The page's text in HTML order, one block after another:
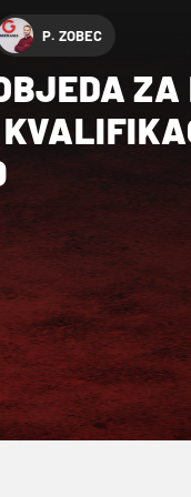
P. ZOBEC